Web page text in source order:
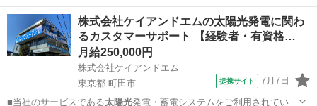
株式会社ケイアンドエムの太陽光発電に関わ
るカスタマーサポート 【経験者・有資格…
月給250,000円
株式会社ケイアンドエム
東京都 町田市
提携サイト 7月7日
■当社のサービスである太陽光発電・蓄電システムをご利用されている